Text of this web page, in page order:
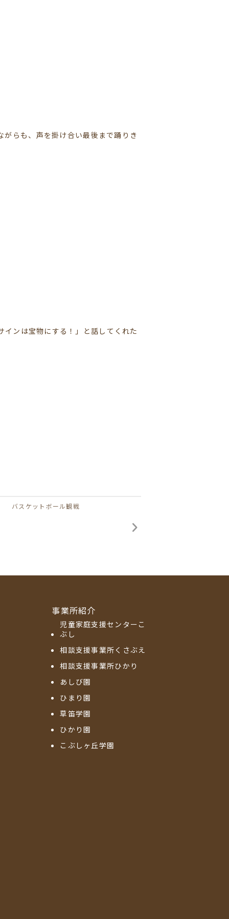
らも、声を掛け合い最後まで踊りき
ンは宝物にする！」と話してくれた
バスケットボール観戦
事業所紹介
児童家庭支援センターこ
ぶし
相談支援事業所くさぶえ
相談支援事業所ひかり
あしび園
ひまり園
草笛学園
ひかり園
こぶしヶ丘学園